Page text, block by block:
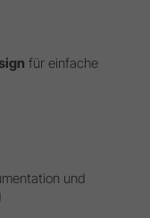
für einfache
und